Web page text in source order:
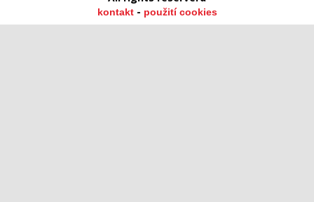
kontakt- použití cookies